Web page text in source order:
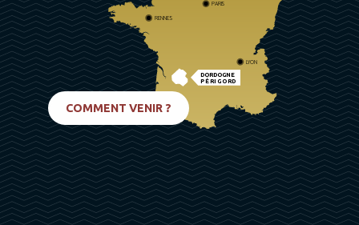
DORDOGNE
PÉRIGORD
PARIS
RENNES
LYON
COMMENT VENIR ?